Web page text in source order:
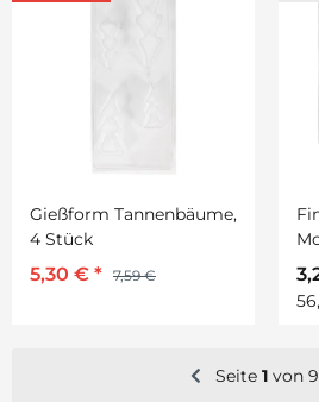
Gießform Tannenbäume,
4 Stück
5,30 € * 7,59 €
Seite 1von 9